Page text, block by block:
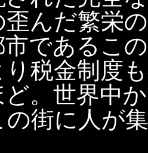
歪んだ繁栄
であるこ
り税金制度
。世界中
の街に人が